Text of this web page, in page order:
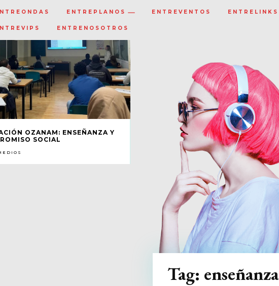
ENTREPLANOS ENTREVENTOS ENTRELINKS
ENTRENOSOTROS
OZANAM: ENSEÑANZA Y
SOCIAL
Tag: enseñanza